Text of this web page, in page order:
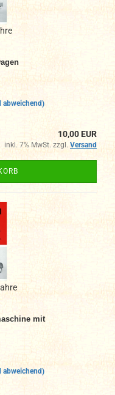
abweichend)
10,00 EUR
inkl. 7% MwSt. zzgl. Versand
mit
abweichend)